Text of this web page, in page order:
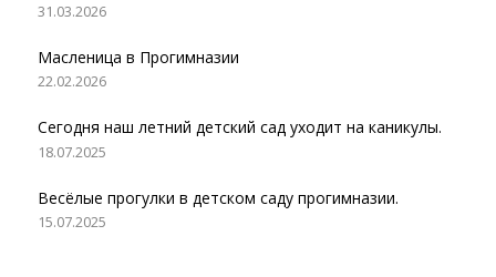
31.03.2026
Масленица в Прогимназии
22.02.2026
Сегодня наш летний детский сад уходит на каникулы.
18.07.2025
Весёлые прогулки в детском саду прогимназии.
15.07.2025